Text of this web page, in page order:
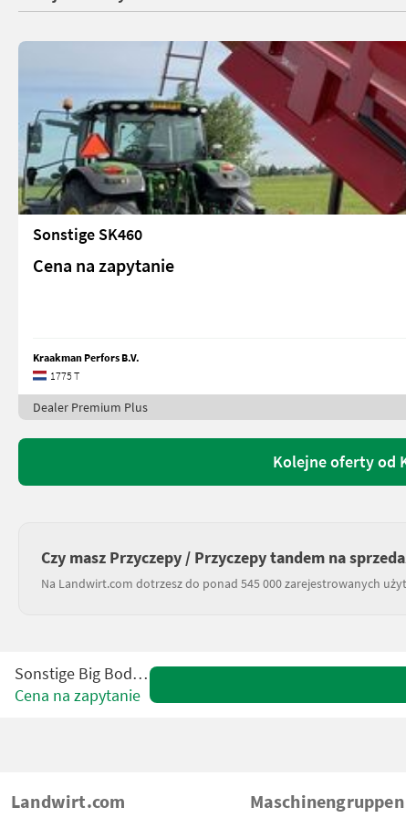
Sonstige SK460
Cena na zapytanie
Kraakman Perfors B.V.
1775 T
Dealer Premium Plus
Kolejne oferty od
Czy masz Przyczepy / Przyczepy tandem na
Na Landwirt.com dotrzesz do ponad 545 000 zarejestrowanych
Sonstige Big Body 750
Cena na zapytanie
Landwirt.com Maschinengruppen